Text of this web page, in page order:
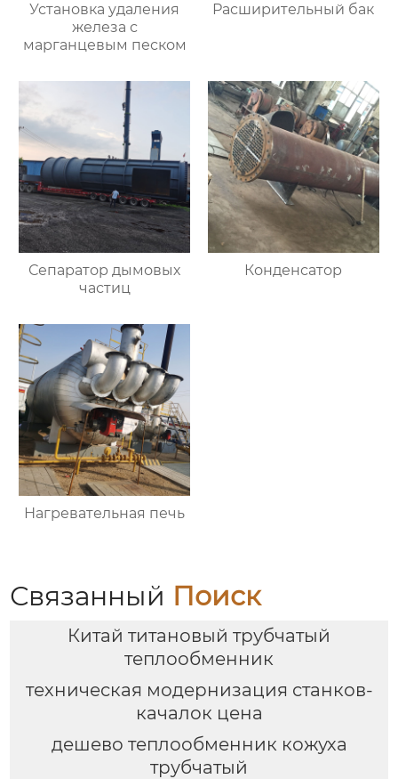
Установка удаления
железа с
марганцевым песком
Расширительный бак
Сепаратор дымовых
частиц
Конденсатор
Нагревательная печь
Связанный Поиск
Китай титановый трубчатый
теплообменник
техническая модернизация станков-
качалок цена
дешево теплообменник кожуха
трубчатый